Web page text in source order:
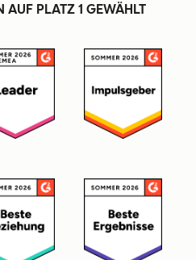
AUF PLATZ 1 GEWÄHLT